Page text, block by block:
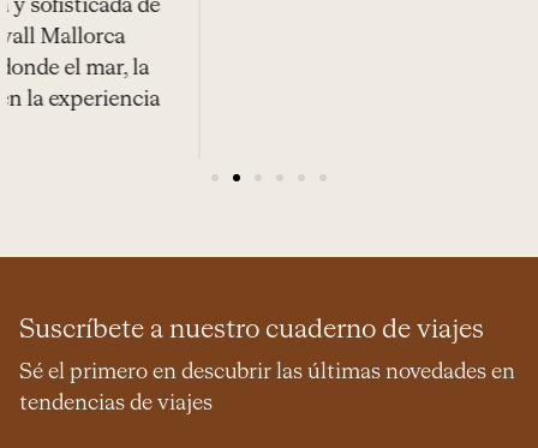
Descubre un lado más sereno de Estambul a través
de experiencias moldeadas por el Bósforo, desde
gastronomía frente al agua y travesías privadas
hasta rituales de bienestar inspirados en la
Suscríbete a nuestro cuaderno de viajes
Sé el primero en descubrir las últimas novedades en
tendencias de viajes